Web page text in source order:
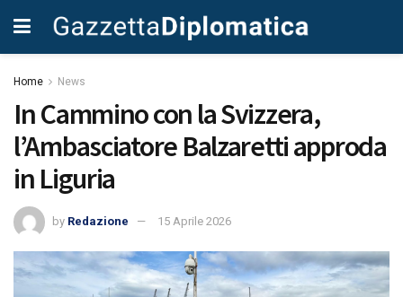
Home News
In Cammino con la Svizzera,
l’Ambasciatore Balzaretti approda
in Liguria
by Redazione 15 Aprile 2026